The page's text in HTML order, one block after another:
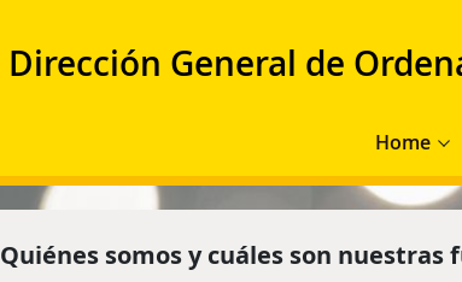
Dirección General de
Main
Home
Quiénes somos y cuáles son nuestras